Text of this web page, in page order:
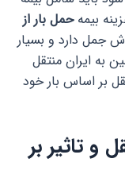
بیمهحمل بار از
جمل دارد و بسیار
به ایران منتقل
بر اساس بار خود
تاثیر بر